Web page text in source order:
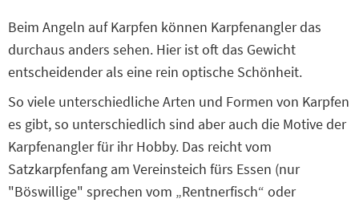
Beim Angeln auf Karpfen können Karpfenangler das
durchaus anders sehen. Hier ist oft das Gewicht
entscheidender als eine rein optische Schönheit.
So viele unterschiedliche Arten und Formen von Karpfen
es gibt, so unterschiedlich sind aber auch die Motive der
Karpfenangler für ihr Hobby. Das reicht vom
Satzkarpfenfang am Vereinsteich fürs Essen (nur
"Böswillige" sprechen vom „Rentnerfisch“ oder